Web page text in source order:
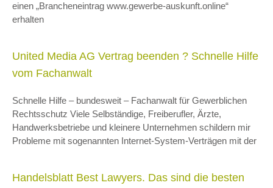
einen „Brancheneintrag www.gewerbe-auskunft.online“
erhalten
United Media AG Vertrag beenden ? Schnelle Hilfe
vom Fachanwalt
Schnelle Hilfe – bundesweit – Fachanwalt für Gewerblichen
Rechtsschutz Viele Selbständige, Freiberufler, Ärzte,
Handwerksbetriebe und kleinere Unternehmen schildern mir
Probleme mit sogenannten Internet-System-Verträgen mit der
Handelsblatt Best Lawyers. Das sind die besten